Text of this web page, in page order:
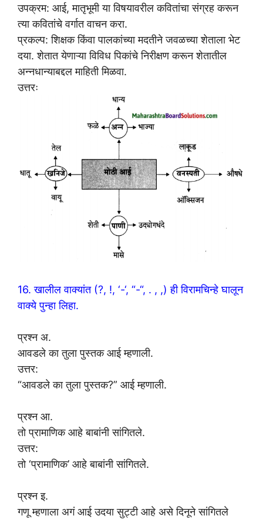
उपक्रम: आई, मातृभूमी या विषयावरील कवितांचा संग्रह करून
त्या कवितांचे वर्गात वाचन करा.
प्रकल्प: शिक्षक किंवा पालकांच्या मदतीने जवळच्या शेताला भेट
दया. शेतात येणाऱ्या विविध पिकांचे निरीक्षण करून शेतातील
अन्नधान्याबद्दल माहिती मिळवा.
उत्तरः
16. खालील वाक्यांत (?, !, ‘-‘, “-“, . , ,) ही विरामचिन्हे घालून
वाक्ये पुन्हा लिहा.
प्रश्न अ.
आवडले का तुला पुस्तक आई म्हणाली.
उत्तर:
“आवडले का तुला पुस्तक?” आई म्हणाली.
प्रश्न आ.
तो प्रामाणिक आहे बाबांनी सांगितले.
उत्तर:
तो ‘प्रामाणिक’ आहे बाबांनी सांगितले.
प्रश्न इ.
गणू म्हणाला अगं आई उदया सुट्टी आहे असे दिनूने सांगितले